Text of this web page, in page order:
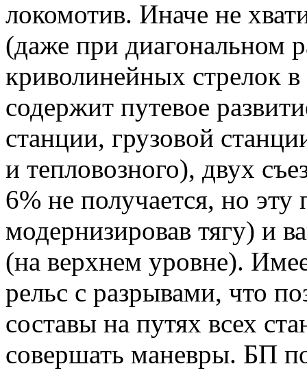
локомотив. Иначе не
(даже при диагональном
криволинейных стрелок
содержит путевое
станции, грузовой
и тепловозного), двух
6% не получается, но
модернизировав тягу) и
(на верхнем уровне).
рельс с разрывами, что
составы на путях всех
совершать маневры. БП